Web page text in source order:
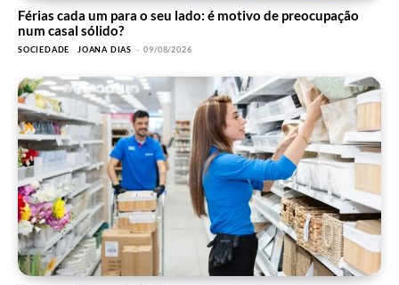
Férias cada um para o seu lado: é motivo de preocupação
num casal sólido?
SOCIEDADE JOANA DIAS - 09/08/2026